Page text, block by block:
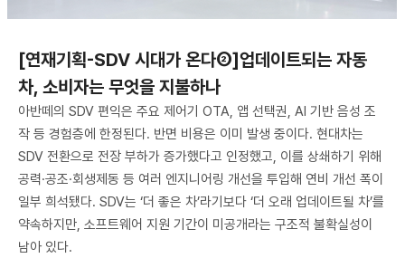
[연재기획-SDV 시대가 온다②]업데이트되는 자동
차, 소비자는 무엇을 지불하나
아반떼의 SDV 편익은 주요 제어기 OTA, 앱 선택권, AI 기반 음성 조
작 등 경험층에 한정된다. 반면 비용은 이미 발생 중이다. 현대차는
SDV 전환으로 전장 부하가 증가했다고 인정했고, 이를 상쇄하기 위해
공력·공조·회생제동 등 여러 엔지니어링 개선을 투입해 연비 개선 폭이
일부 희석됐다. SDV는 ‘더 좋은 차’라기보다 ‘더 오래 업데이트될 차’를
약속하지만, 소프트웨어 지원 기간이 미공개라는 구조적 불확실성이
남아 있다.